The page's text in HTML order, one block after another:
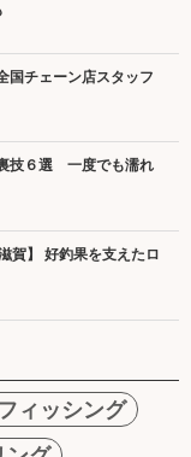
チェーン店スタッフ
技６選 一度でも濡れ
賀】 好釣果を支えたロ
ィッシング